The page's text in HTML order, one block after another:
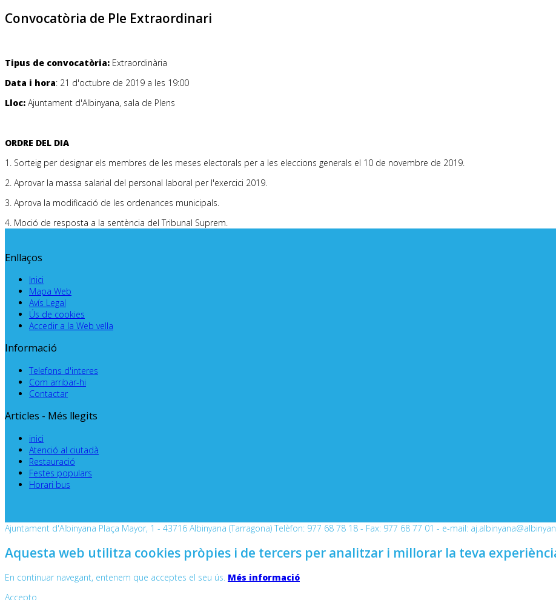
Convocatòria de Ple Extraordinari
Tipus de convocatòria: Extraordinària
Data i hora: 21 d'octubre de 2019 a les 19:00
Lloc: Ajuntament d'Albinyana, sala de Plens
ORDRE DEL DIA
1. Sorteig per designar els membres de les meses electorals per a les eleccions generals el 10 de novembre de 2019.
2. Aprovar la massa salarial del personal laboral per l'exercici 2019.
3. Aprova la modificació de les ordenances municipals.
4. Moció de resposta a la sentència del Tribunal Suprem.
Enllaços
Inici
Mapa Web
Avís Legal
Ús de cookies
Accedir a la Web vella
Informació
Telefons d'interes
Com arribar-hi
Contactar
Articles - Més llegits
inici
Atenció al ciutadà
Restauració
Festes populars
Horari bus
Ajuntament d'Albinyana Plaça Mayor, 1 - 43716 Albinyana (Tarragona) Telèfon: 977 68 78 18 - Fax: 977 68 77 01 - e-mail:
Aquesta web utilitza cookies pròpies i de tercers per analitzar i millorar la teva
En continuar navegant, entenem que acceptes el seu ús. Més informació
Accepto